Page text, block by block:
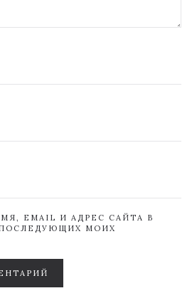
EMAIL И АДРЕС САЙТА В
МОИХ